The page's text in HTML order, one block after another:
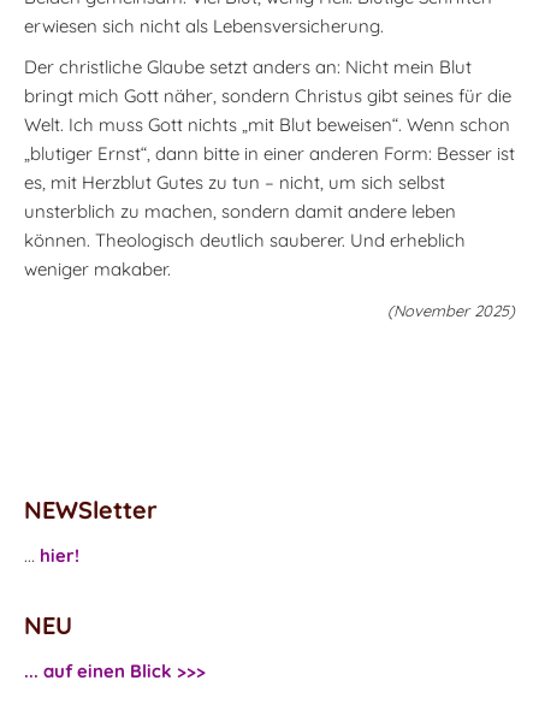
erwiesen sich nicht als Lebensversicherung.
Der christliche Glaube setzt anders an: Nicht mein Blut
bringt mich Gott näher, sondern Christus gibt seines für die
Welt. Ich muss Gott nichts „mit Blut beweisen“. Wenn schon
„blutiger Ernst“, dann bitte in einer anderen Form: Besser ist
es, mit Herzblut Gutes zu tun – nicht, um sich selbst
unsterblich zu machen, sondern damit andere leben
können. Theologisch deutlich sauberer. Und erheblich
weniger makaber.
(November 2025)
NEWSletter
... hier!
NEU
... auf einen Blick >>>